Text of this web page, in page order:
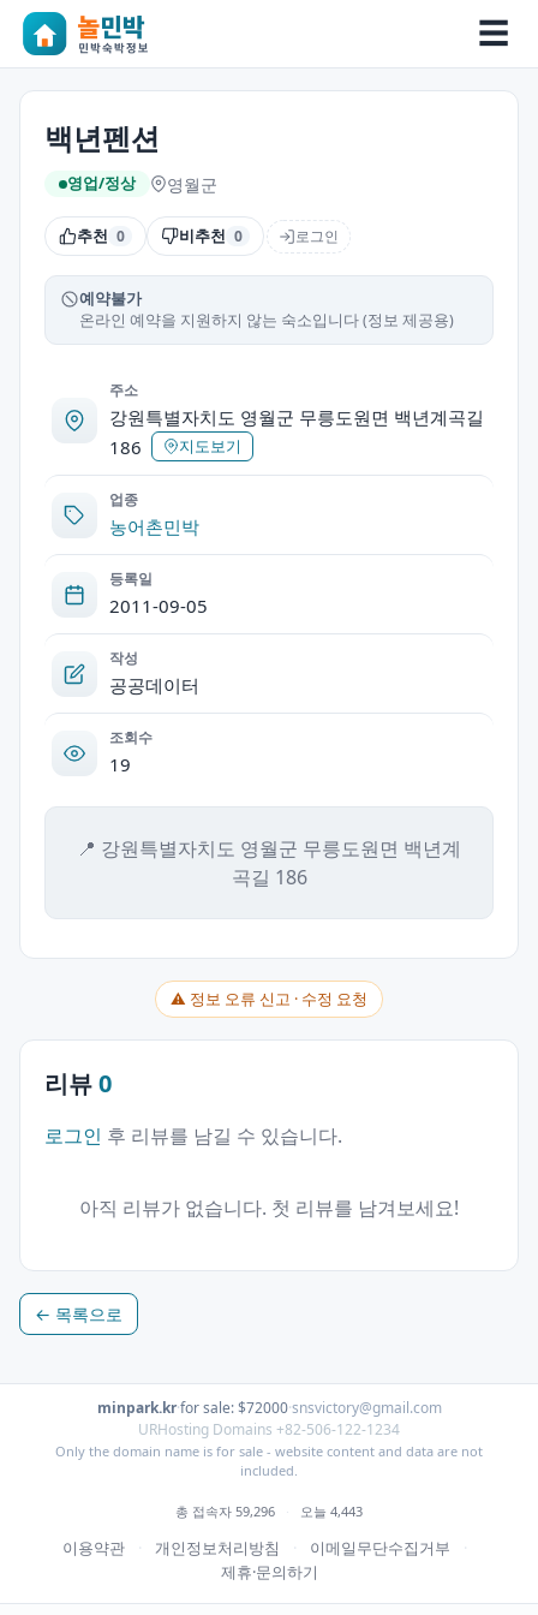
☰
백년펜션
영업/정상 영월군
추천 0 비추천 0 로그인
예약불가
온라인 예약을 지원하지 않는 숙소입니다 (정보 제공용)
주소
강원특별자치도 영월군 무릉도원면 백년계곡길
186
지도보기
업종
농어촌민박
등록일
2011-09-05
작성
공공데이터
조회수
19
📍 강원특별자치도 영월군 무릉도원면 백년계
곡길 186
⚠ 정보 오류 신고 · 수정 요청
리뷰0
로그인 후 리뷰를 남길 수 있습니다.
아직 리뷰가 없습니다. 첫 리뷰를 남겨보세요!
← 목록으로
minpark.kr·for sale: $72000·snsvictory@gmail.com
URHosting Domains +82-506-122-1234
Only the domain name is for sale - website content and data are not
included.
총 접속자 59,296 · 오늘 4,443
이용약관 · 개인정보처리방침 · 이메일무단수집거부
·
제휴·문의하기